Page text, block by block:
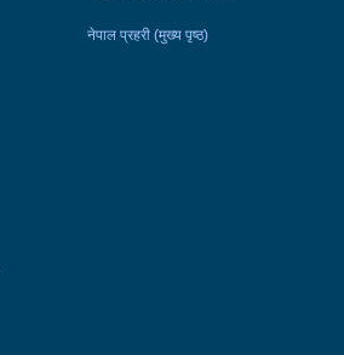
नेपाल प्रहरी (मुख्य पृष्ठ)